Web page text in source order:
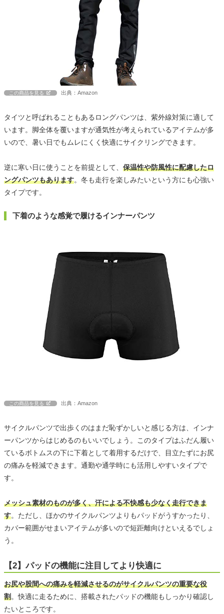
この商品を見る 出典：Amazon
タイツと呼ばれることもあるロングパンツは、紫外線対策に適して
います。脚全体を覆いますが通気性が考えられているアイテムが多
いので、暑い日でもムレにくく快適にサイクリングできます。
逆に寒い日に使うことを前提として、 保温性や防風性に配慮したロ
ングパンツもあります。冬も走行を楽しみたいという方にも心強い
タイプです。
下着のような感覚で履けるインナーパンツ
この商品を見る 出典：Amazon
サイクルパンツで出歩くのはまだ恥ずかしいと感じる方は、インナ
ーパンツからはじめるのもいいでしょう。このタイプはふだん履い
ているボトムスの下に下着として着用するだけで、目立たずにお尻
の痛みを軽減できます。通勤や通学時にも活用しやすいタイプで
す。
メッシュ素材のものが多く、汗による不快感も少なく走行できま
す。ただし、ほかのサイクルパンツよりもパッドがうすかったり、
カバー範囲がせまいアイテムが多いので短距離向けといえるでしょ
う。
【2】パッドの機能に注目してより快適に
お尻や股間への痛みを軽減させるのがサイクルパンツの重要な役
割。快適に走るために、搭載されたパッドの機能もしっかり確認し
たいところです。